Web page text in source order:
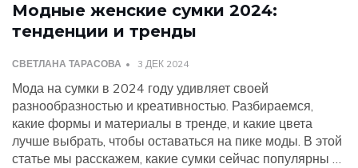
Модные женские сумки 2024:
тенденции и тренды
СВЕТЛАНА ТАРАСОВА 3 ДЕК 2024
Мода на сумки в 2024 году удивляет своей
разнообразностью и креативностью. Разбираемся,
какие формы и материалы в тренде, и какие цвета
лучше выбрать, чтобы оставаться на пике моды. В этой
статье мы расскажем, какие сумки сейчас популярны и